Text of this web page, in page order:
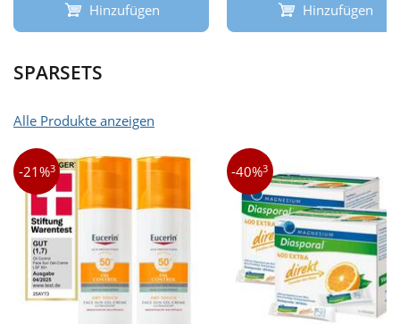
Hinzufügen Hinzufügen
SPARSETS
Alle Produkte anzeigen
-21%3 -40%3